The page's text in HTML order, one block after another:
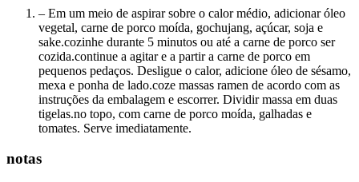
– Em um meio de aspirar sobre o calor médio, adicionar óleo
vegetal, carne de porco moída, gochujang, açúcar, soja e
sake.cozinhe durante 5 minutos ou até a carne de porco ser
cozida.continue a agitar e a partir a carne de porco em
pequenos pedaços. Desligue o calor, adicione óleo de sésamo,
mexa e ponha de lado.coze massas ramen de acordo com as
instruções da embalagem e escorrer. Dividir massa em duas
tigelas.no topo, com carne de porco moída, galhadas e
tomates. Serve imediatamente.
notas